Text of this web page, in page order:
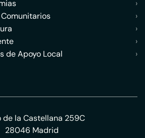
›
›
›
›
de Apoyo Local
›
de la Castellana 259C
28046 Madrid